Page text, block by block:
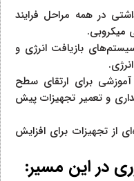
در همه مراحل فرایند
میکروبی.
بازیافت انرژی و
آموزشی برای ارتقای سطح
و تعمیر تجهیزات پیش
از تجهیزات برای افزایش
در این مسیر: